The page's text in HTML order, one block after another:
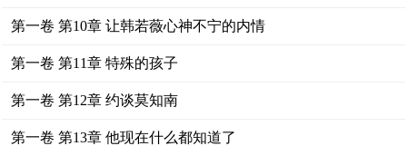
第一卷 第10章 让韩若薇心神不宁的内情
第一卷 第11章 特殊的孩子
第一卷 第12章 约谈莫知南
第一卷 第13章 他现在什么都知道了